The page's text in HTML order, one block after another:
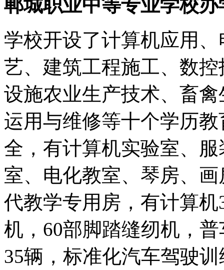
郸城职业中等专业学校办
学校开设了计算机应用
艺、建筑工程施工、数
设施农业生产技术、畜
运用与维修等十个学历
全，有计算机实验室、
室、电化教室、琴房、
代教学专用房，有计算
机，60部脚踏缝纫机，
35辆，标准化汽车驾驶